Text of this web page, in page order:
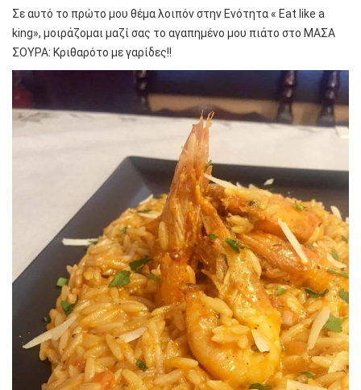
Σε αυτό το πρώτο μου θέμα λοιπόν στην Ενότητα « Eat like a
king», μοιράζομαι μαζί σας το αγαπημένο μου πιάτο στο ΜΑΣΑ
ΣΟΥΡΑ: Κριθαρότο με γαρίδες!!